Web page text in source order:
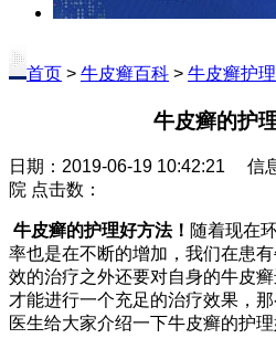
首页 > 牛皮癣百科 > 牛皮癣护理
牛皮癣的护
日期：2019-06-19 10:42:21 信
院 点击数：
牛皮癣的护理好方法！ 随着现在
率也是在不断的增加，我们在患
效的治疗之外还要对自身的牛皮
才能进行一个充足的治疗效果，
医生给大家介绍一下牛皮癣的护理